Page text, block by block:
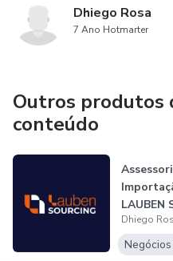
Dhiego Rosa
7 Ano Hotmarter
Outros produtos
conteúdo
LAUBEN
Dhiego